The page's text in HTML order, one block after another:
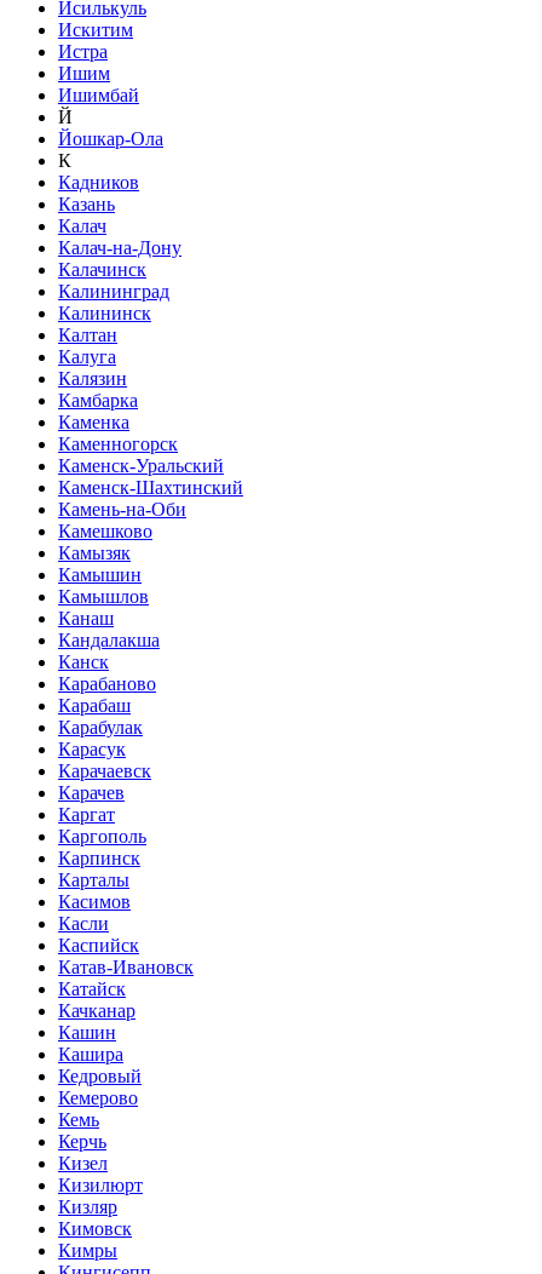
Исилькуль
Искитим
Истра
Ишим
Ишимбай
Й
Йошкар-Ола
К
Кадников
Казань
Калач
Калач-на-Дону
Калачинск
Калининград
Калининск
Калтан
Калуга
Калязин
Камбарка
Каменка
Каменногорск
Каменск-Уральский
Каменск-Шахтинский
Камень-на-Оби
Камешково
Камызяк
Камышин
Камышлов
Канаш
Кандалакша
Канск
Карабаново
Карабаш
Карабулак
Карасук
Карачаевск
Карачев
Каргат
Каргополь
Карпинск
Карталы
Касимов
Касли
Каспийск
Катав-Ивановск
Катайск
Качканар
Кашин
Кашира
Кедровый
Кемерово
Кемь
Керчь
Кизел
Кизилюрт
Кизляр
Кимовск
Кимры